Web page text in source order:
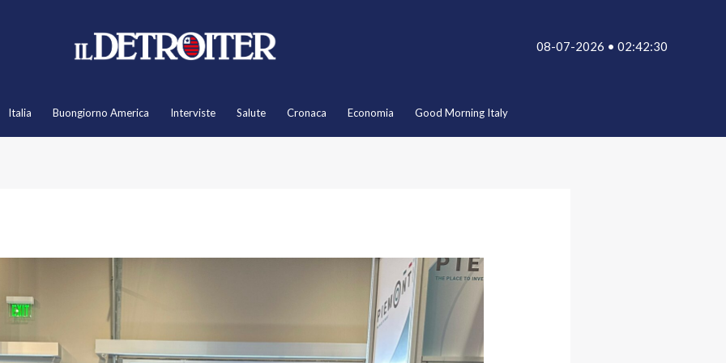
08-07-2026 • 02:42:30
Italia Buongiorno America Interviste Salute Cronaca Economia Good Morning Italy